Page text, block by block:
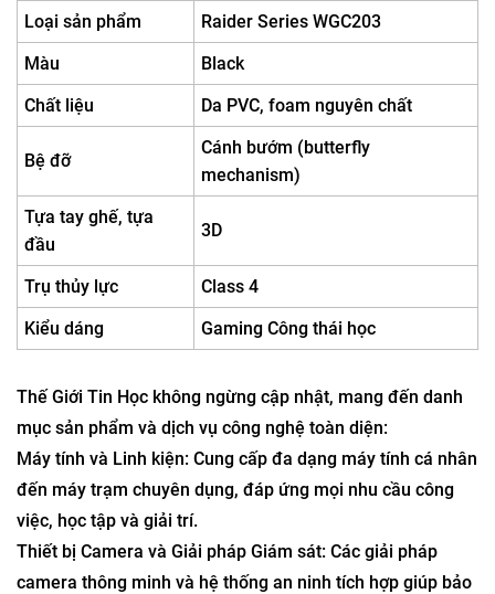
Loại sản phẩm
Raider Series WGC203
Màu
Black
Chất liệu
Da PVC, foam nguyên chất
Bệ đỡ
Cánh bướm (butterfly
mechanism)
Tựa tay ghế, tựa
đầu
3D
Trụ thủy lực
Class 4
Kiểu dáng
Gaming Công thái học
Thế Giới Tin Học không ngừng cập nhật, mang đến danh
mục sản phẩm và dịch vụ công nghệ toàn diện:
Máy tính và Linh kiện: Cung cấp đa dạng máy tính cá nhân
đến máy trạm chuyên dụng, đáp ứng mọi nhu cầu công
việc, học tập và giải trí.
Thiết bị Camera và Giải pháp Giám sát: Các giải pháp
camera thông minh và hệ thống an ninh tích hợp giúp bảo